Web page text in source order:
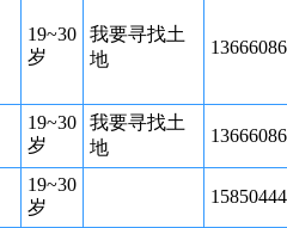
19~30
岁
我要寻找土
地
19~30
岁
我要寻找土
地
19~30
岁